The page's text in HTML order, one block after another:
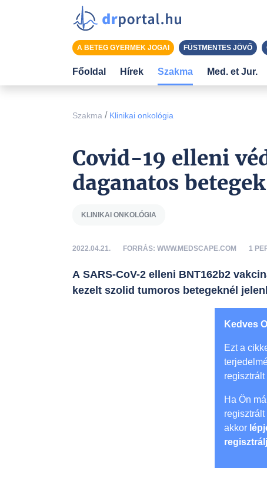
Szakma / Klinikai onkológia
Covid-19 elleni
daganatos
KLINIKAI ONKOLÓGIA
2022.04.21. FORRÁS: WWW.MEDSCAPE.COM 1
A SARS-CoV-2 elleni BNT162b2
kezelt szolid tumoros betegeknél
Kedves
Ezt a
Ha Ön
akkor
A BETEG GYERMEK JOGAI FÜSTMENTES JÖVŐ
Főoldal Hírek Szakma Med. et Jur.